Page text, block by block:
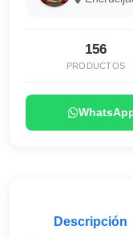
156
PRODUCTOS
Descripción